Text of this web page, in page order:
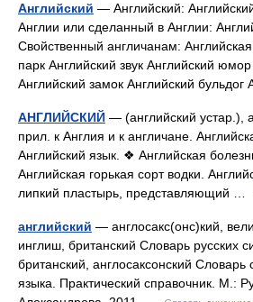
Английский — Английский:
Англии или сделанный в Англии:
Свойственный англичанам:
парк Английский звук Английский
Английский замок Английский
АНГЛИЙСКИЙ — (английский устар.),
прил. к Англия и к англичане.
Английский язык. ❖ Английская
Английская горькая сорт водки.
липкий пластырь, представляющий …
английский — англосакс(онс)кий,
инглиш, британский Словарь русских
британский, англосаксонский Словарь
языка. Практический справочник. М.: